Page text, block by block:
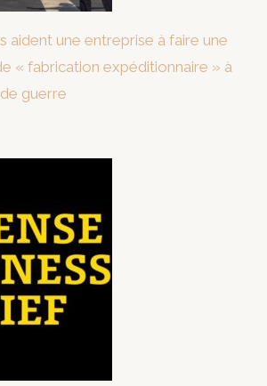
aident une entreprise à faire une
« fabrication expéditionnaire » à
guerre